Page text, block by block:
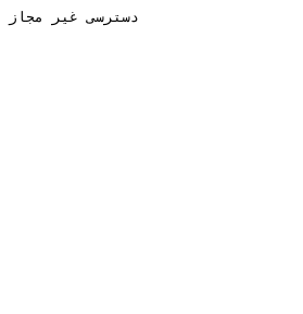
دسترسی غیر مجاز